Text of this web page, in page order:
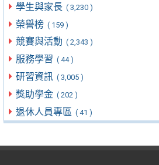
學生與家長 ( 3,230 )
榮譽榜 ( 159 )
競賽與活動 ( 2,343 )
服務學習 ( 44 )
研習資訊 ( 3,005 )
獎助學金 ( 202 )
退休人員專區 ( 41 )